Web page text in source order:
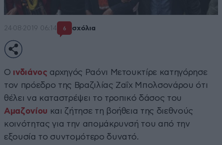
24·08·2019 06:14 6 σχόλια
Ο ινδιάνος αρχηγός Ραόνι Μετουκτίρε κατηγόρησε
τον πρόεδρο της Βραζιλίας Ζαΐχ Μπολσονάρου ότι
θέλει να καταστρέψει το τροπικό δάσος του
Αμαζονίου και ζήτησε τη βοήθεια της διεθνούς
κοινότητας για την απομάκρυνσή του από την
εξουσία το συντομότερο δυνατό.